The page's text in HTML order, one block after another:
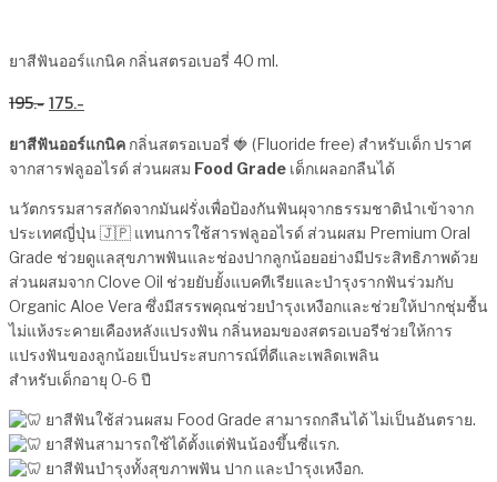
ยาสีฟันออร์แกนิค กลิ่นสตรอเบอรี่ 40 ml.
195
Original
price
was:
195฿.
175
is:
175฿.
ยาสีฟันออร์แกนิค กลิ่นสตรอเบอรี่ 🍓 (Fluoride free) สำหรับเด็ก ปราศ
จากสารฟลูออไรด์ ส่วนผสม Food Grade เด็กเผลอกลืนได้
นวัตกรรมสารสกัดจากมันฝรั่งเพื่อป้องกันฟันผุจากธรรมชาตินำเข้าจาก
ประเทศญี่ปุ่น 🇯🇵 แทนการใช้สารฟลูออไรด์ ส่วนผสม Premium Oral
Grade ช่วยดูแลสุขภาพฟันและช่องปากลูกน้อยอย่างมีประสิทธิภาพด้วย
ส่วนผสมจาก Clove Oil ช่วยยับยั้งแบคทีเรียและบำรุงรากฟันร่วมกับ
Organic Aloe Vera ซึ่งมีสรรพคุณช่วยบำรุงเหงือกและช่วยให้ปากชุ่มชื้น
ไม่แห้งระคายเคืองหลังแปรงฟัน กลิ่นหอมของสตรอเบอรีช่วยให้การ
แปรงฟันของลูกน้อยเป็นประสบการณ์ที่ดีและเพลิดเพลิน
สำหรับเด็กอายุ 0-6 ปี
ยาสีฟันใช้ส่วนผสม Food Grade สามารถกลืนได้ ไม่เป็นอันตราย.
ยาสีฟันสามารถใช้ได้ตั้งแต่ฟันน้องขึ้นซี่แรก.
ยาสีฟันบำรุงทั้งสุขภาพฟัน ปาก และบำรุงเหงือก.